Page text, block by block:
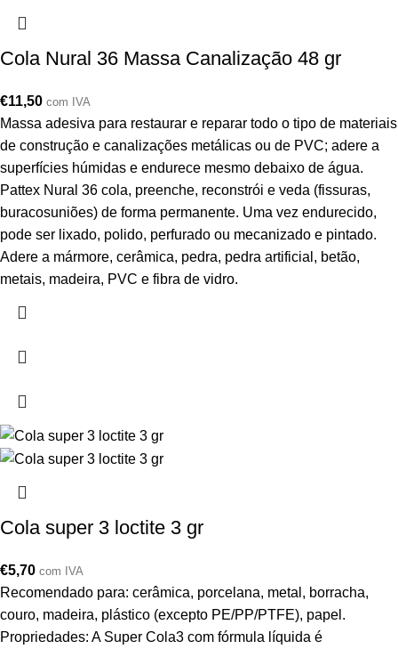
Cola Nural 36 Massa Canalização 48 gr
€11,50 com IVA
Massa adesiva para restaurar e reparar todo o tipo de materiais
de construção e canalizações metálicas ou de PVC; adere a
superfícies húmidas e endurece mesmo debaixo de água.
Pattex Nural 36 cola, preenche, reconstrói e veda (fissuras,
buracosuniões) de forma permanente. Uma vez endurecido,
pode ser lixado, polido, perfurado ou mecanizado e pintado.
Adere a mármore, cerâmica, pedra, pedra artificial, betão,
metais, madeira, PVC e fibra de vidro.
Cola super 3 loctite 3 gr
€5,70 com IVA
Recomendado para: cerâmica, porcelana, metal, borracha,
couro, madeira, plástico (excepto PE/PP/PTFE), papel.
Propriedades: A Super Cola3 com fórmula líquida é